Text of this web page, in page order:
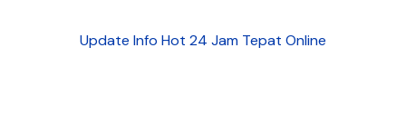
Update Info Hot 24 Jam Tepat Online